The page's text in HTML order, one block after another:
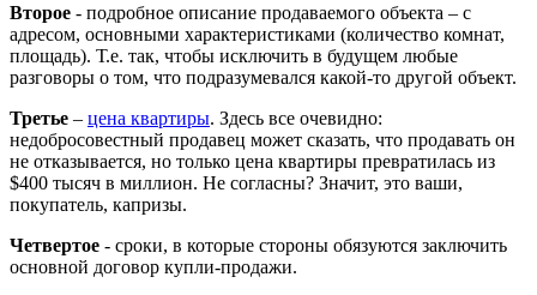
Второе - подробное описание продаваемого объекта – с
адресом, основными характеристиками (количество комнат,
площадь). Т.е. так, чтобы исключить в будущем любые
разговоры о том, что подразумевался какой-то другой объект.
Третье – цена квартиры. Здесь все очевидно:
недобросовестный продавец может сказать, что продавать он
не отказывается, но только цена квартиры превратилась из
$400 тысяч в миллион. Не согласны? Значит, это ваши,
покупатель, капризы.
Четвертое - сроки, в которые стороны обязуются заключить
основной договор купли-продажи.